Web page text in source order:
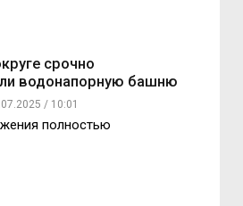
срочно
водонапорную башню
/ 10:01
полностью